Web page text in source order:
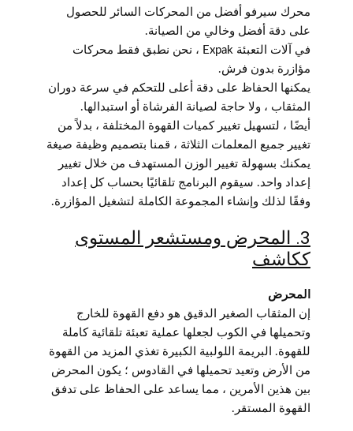
محرك سيرفو أفضل من المحركات السائر للحصول
على دقة أفضل وخالي من الصيانة.
في آلات التعبئة Expak ، نحن نطبق فقط محركات
مؤازرة بدون فرش.
يمكنها الحفاظ على دقة أعلى للتحكم في سرعة دوران
المثقاب ، ولا حاجة لصيانة الفرشاة أو استبدالها.
أيضًا ، لتسهيل تغيير كميات القهوة المختلفة ، بدلاً من
تغيير جميع المعلمات الثلاثة ، قمنا بتصميم وظيفة صيغة
يمكنك بسهولة تغيير الوزن المستهدف من خلال تغيير
إعداد واحد. سيقوم البرنامج تلقائيًا بحساب كل إعداد
وفقًا لذلك وإنشاء المجموعة الكاملة لتشغيل المؤازرة.
3. المحرض ومستشعر المستوى
ككاشف
المحرض
إن المثقاب الصغير الدقيق هو دفع القهوة للخارج
وتحميلها في الكوب لجعلها عملية تعبئة تلقائية كاملة
للقهوة. البريمة اللولبية الكبيرة تغذي المزيد من القهوة
من الأرض وتعيد تحميلها في القادوس ؛ يكون المحرض
بين هذين الأمرين ، مما يساعد على الحفاظ على تدفق
القهوة المستقر.